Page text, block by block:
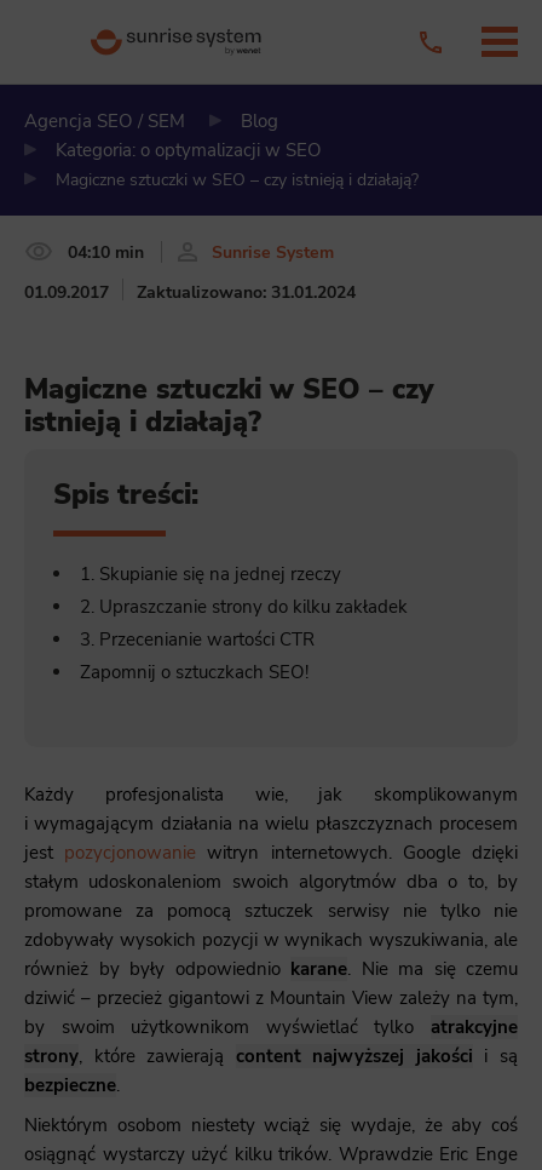
Agencja SEO / SEM
Blog
Kategoria: o optymalizacji w SEO
Magiczne sztuczki w SEO – czy istnieją i działają?
04:10 min
Sunrise System
01.09.2017
Zaktualizowano: 31.01.2024
Magiczne sztuczki w SEO – czy
istnieją i działają?
Spis treści:
1. Skupianie się na jednej rzeczy
2. Upraszczanie strony do kilku zakładek
3. Przecenianie wartości CTR
Zapomnij o sztuczkach SEO!
Każdy profesjonalista wie, jak skomplikowanym
i wymagającym działania na wielu płaszczyznach procesem
jest pozycjonowanie witryn internetowych. Google dzięki
stałym udoskonaleniom swoich algorytmów dba o to, by
promowane za pomocą sztuczek serwisy nie tylko nie
zdobywały wysokich pozycji w wynikach wyszukiwania, ale
również by były odpowiednio karane. Nie ma się czemu
dziwić – przecież gigantowi z Mountain View zależy na tym,
by swoim użytkownikom wyświetlać tylko atrakcyjne
strony, które zawierają content najwyższej jakości i są
bezpieczne.
Niektórym osobom niestety wciąż się wydaje, że aby coś
osiągnąć wystarczy użyć kilku trików. Wprawdzie Eric Enge